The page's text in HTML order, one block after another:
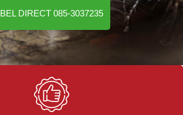
BEL DIRECT 085-3037235